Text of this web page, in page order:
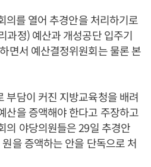
의를 열어 추경안을 처리하기로
과정) 예산과 개성공단 입주기
면서 예산결정위원회는 물론 본
부담이 커진 지방교육청을 배려
산을 증액해야 한다고 주장하고
의 야당의원들은 29일 추경안
을 증액하는 안을 단독으로 처